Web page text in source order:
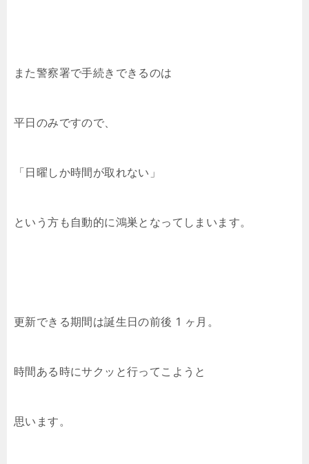
また警察署で手続きできるのは
平日のみですので、
「日曜しか時間が取れない」
という方も自動的に鴻巣となってしまいます。
更新できる期間は誕生日の前後 1 ヶ月。
時間ある時にサクッと行ってこようと
思います。